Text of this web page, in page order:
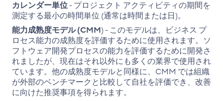
カレンダー単位- プロジェクト アクティビティの期間を
測定する最小の時間単位 (通常は時間または日)。
能力成熟度モデル (CMM) - このモデルは、ビジネス プ
ロセス能力の成熟度を評価するために使用されます。ソ
フトウェア開発プロセスの能力を評価するために開発さ
れましたが、現在はそれ以外にも多くの業界で使用され
ています。他の成熟度モデルと同様に、CMM では組織
が外部のベンチマークと比較して自社を評価でき、改善
に向けた推奨事項を得られます。